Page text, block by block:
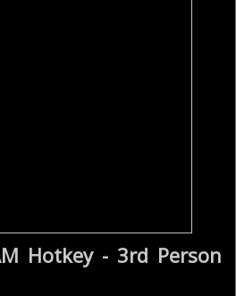
Hotkey - 3rd Person